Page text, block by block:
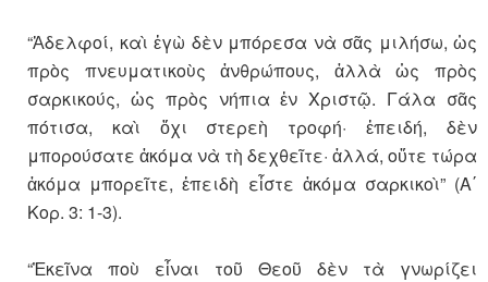
“Ἀδελφοί, καὶ ἐγὼ δὲν μπόρεσα νὰ σᾶς μιλήσω, ὡς
πρὸς πνευματικοὺς ἀνθρώπους, ἀλλὰ ὡς πρὸς
σαρκικούς, ὡς πρὸς νήπια ἐν Χριστῷ. Γάλα σᾶς
πότισα, καὶ ὄχι στερεὴ τροφή· ἐπειδή, δὲν
μπορούσατε ἀκόμα νὰ τὴ δεχθεῖτε· ἀλλά, οὔτε τώρα
ἀκόμα μπορεῖτε, ἐπειδὴ εἶστε ἀκόμα σαρκικοὶ” (Α΄
Κορ. 3: 1-3).
“Ἐκεῖνα ποὺ εἶναι τοῦ Θεοῦ δὲν τὰ γνωρίζει